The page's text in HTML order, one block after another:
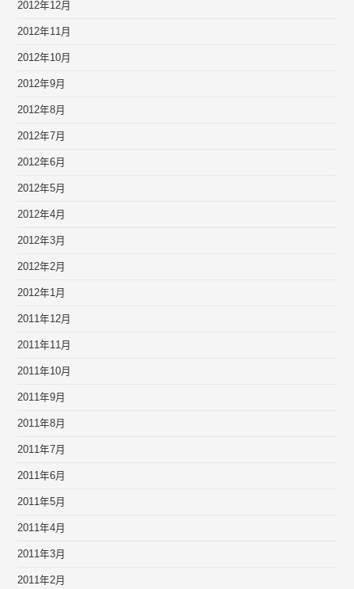
2012年12月
2012年11月
2012年10月
2012年9月
2012年8月
2012年7月
2012年6月
2012年5月
2012年4月
2012年3月
2012年2月
2012年1月
2011年12月
2011年11月
2011年10月
2011年9月
2011年8月
2011年7月
2011年6月
2011年5月
2011年4月
2011年3月
2011年2月